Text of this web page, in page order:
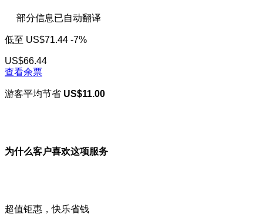
部分信息已自动翻译
低至 US$71.44 -7%
US$66.44
查看余票
游客平均节省 US$11.00
为什么客户喜欢这项服务
超值钜惠，快乐省钱